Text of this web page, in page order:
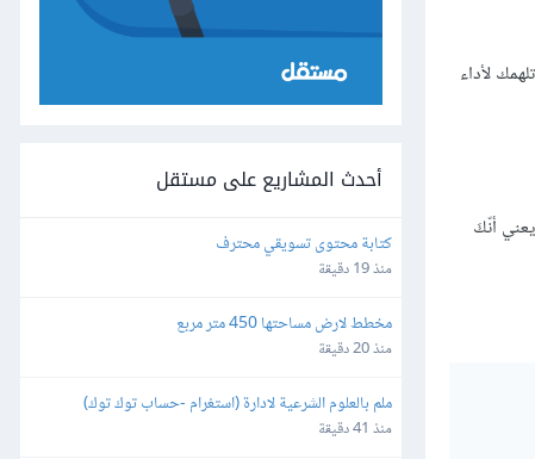
لأداء
أنّكَ
أحدث المشاريع على مستقل
كتابة محتوى تسويقي محترف
منذ 19 دقيقة
مخطط لارض مساحتها 450 متر مربع
منذ 20 دقيقة
ملم بالعلوم الشرعية لادارة (استغرام -حساب توك توك)
منذ 41 دقيقة